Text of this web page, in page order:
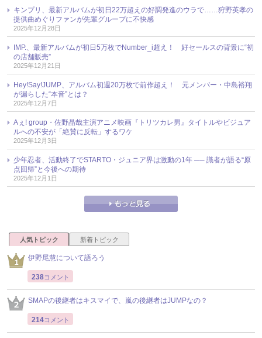
キンプリ、最新アルバムが初日22万超えの好調発進のウラで……狩野英孝の
提供曲めぐりファンが先輩グループに不快感
2025年12月28日
IMP.、最新アルバムが初日5万枚でNumber_i超え！ 好セールスの背景に“初
の店舗販売”
2025年12月21日
Hey!Say!JUMP、アルバム初週20万枚で前作超え！ 元メンバー・中島裕翔
が漏らした“本音”とは？
2025年12月7日
Aぇ! group・佐野晶哉主演アニメ映画『トリツカレ男』タイトルやビジュア
ルへの不安が「絶賛に反転」するワケ
2025年12月3日
少年忍者、活動終了でSTARTO・ジュニア界は激動の1年 ── 識者が語る“原
点回帰”と今後への期待
2025年12月1日
人気トピック 新着トピック
伊野尾慧について語ろう
238コメント
SMAPの後継者はキスマイで、嵐の後継者はJUMPなの？
214コメント